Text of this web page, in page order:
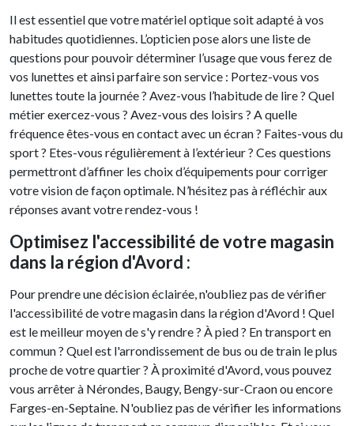
Il est essentiel que votre matériel optique soit adapté à vos
habitudes quotidiennes. L’opticien pose alors une liste de
questions pour pouvoir déterminer l’usage que vous ferez de
vos lunettes et ainsi parfaire son service : Portez-vous vos
lunettes toute la journée ? Avez-vous l’habitude de lire ? Quel
métier exercez-vous ? Avez-vous des loisirs ? A quelle
fréquence êtes-vous en contact avec un écran ? Faites-vous du
sport ? Etes-vous régulièrement à l’extérieur ? Ces questions
permettront d’affiner les choix d’équipements pour corriger
votre vision de façon optimale. N’hésitez pas à réfléchir aux
réponses avant votre rendez-vous !
Optimisez l'accessibilité de votre magasin
dans la région d'Avord :
Pour prendre une décision éclairée, n'oubliez pas de vérifier
l'accessibilité de votre magasin dans la région d'Avord ! Quel
est le meilleur moyen de s'y rendre ? À pied ? En transport en
commun ? Quel est l'arrondissement de bus ou de train le plus
proche de votre quartier ? À proximité d'Avord, vous pouvez
vous arrêter à Nérondes, Baugy, Bengy-sur-Craon ou encore
Farges-en-Septaine. N'oubliez pas de vérifier les informations